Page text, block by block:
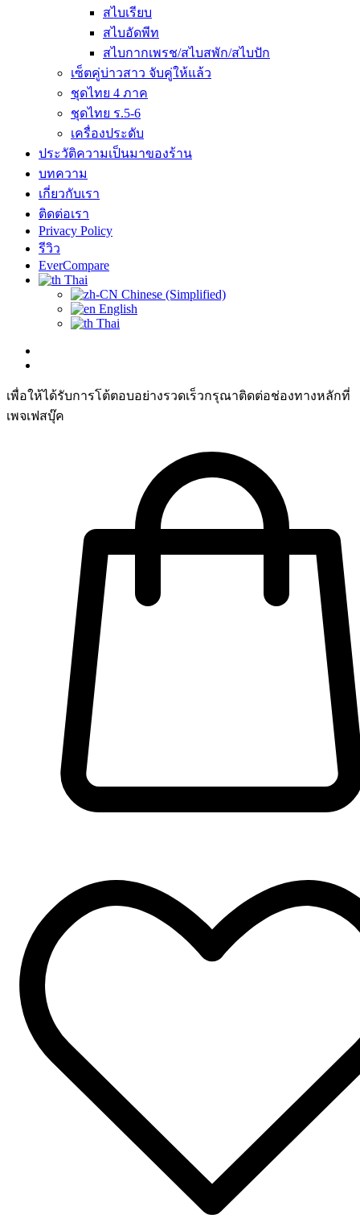
สไบเรียบ
สไบอัดพีท
สไบกากเพรช/สไบสพัก/สไบปัก
เซ็ตคู่บ่าวสาว จับคู่ให้แล้ว
ชุดไทย 4 ภาค
ชุดไทย ร.5-6
เครื่องประดับ
ประวัติความเป็นมาของร้าน
บทความ
เกี่ยวกับเรา
ติดต่อเรา
Privacy Policy
รีวิว
EverCompare
Thai
Chinese (Simplified)
English
Thai
เพื่อให้ได้รับการโต้ตอบอย่างรวดเร็วกรุณาติดต่อช่องทางหลักที่
เพจเฟสบุ๊ค